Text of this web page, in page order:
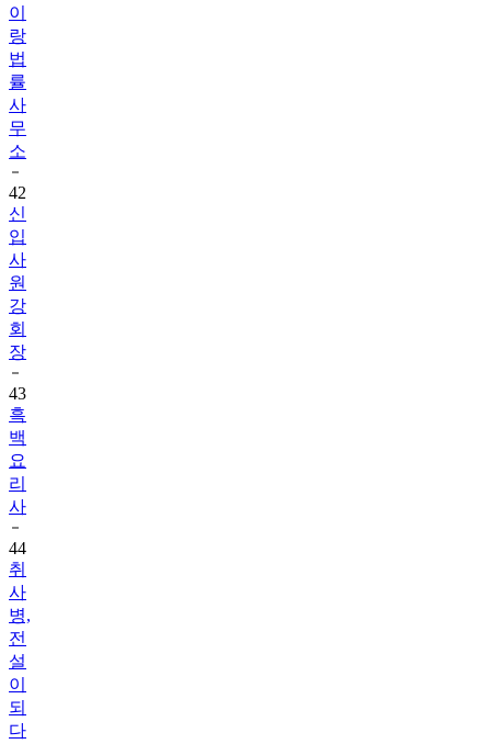
이
랑
법
률
사
무
소
42
신
입
사
원
강
회
장
43
흑
백
요
리
사
44
취
사
병,
전
설
이
되
다